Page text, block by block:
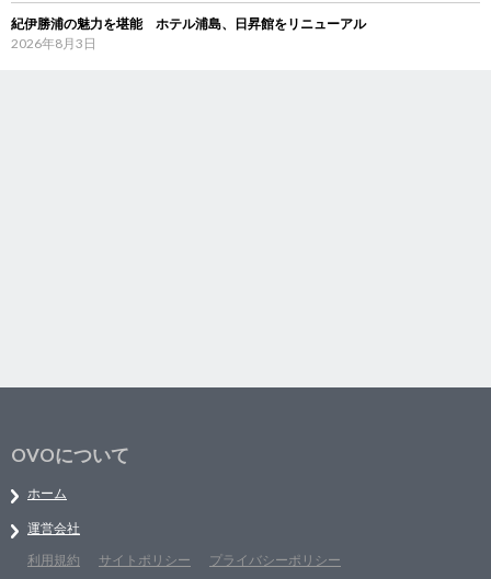
紀伊勝浦の魅力を堪能 ホテル浦島、日昇館をリニューアル
2026年8月3日
OVOについて
ホーム
運営会社
利用規約
サイトポリシー プライバシーポリシー